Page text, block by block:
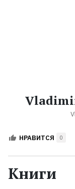
обсуждаемые
Авторы
Жанры
НРАВИТСЯ 0
Книги